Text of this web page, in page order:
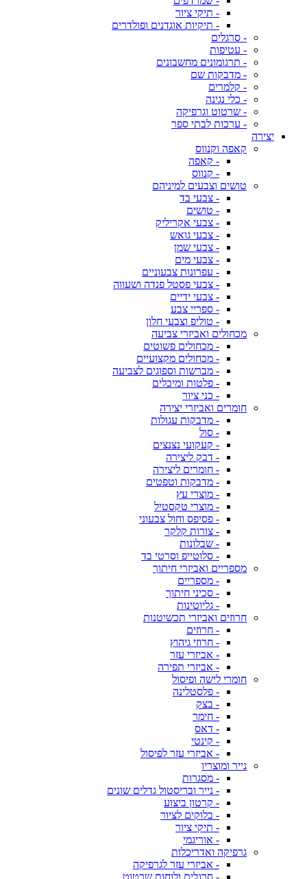
- תיקי ציור
- תיקיות אוגדנים ופולדרים
- סרגלים
- עטיפות
- תרגומונים מחשבונים
- מדבקות שם
- קלמרים
- כלי נגינה
- שרטוט וגרפיקה
- ערכות לבתי ספר
יצירה
קאפה וקנווס
- קאפה
- קנווס
טושים וצבעים למיניהם
- צבעי בד
- טושים
- צבעי אקריליק
- צבעי גואש
- צבעי שמן
- צבעי מים
- עפרונות צבעוניים
- צבעי פסטל פנדה ושעווה
- צבעי ידיים
- ספריי צבע
- טוליפ וצבעי חלון
מכחולים ואביזרי צביעה
- מכחולים פשוטים
- מכחולים מקצועיים
- מברשות וספוגים לצביעה
- פלטות ומיכלים
- כני ציור
חומרים ואביזרי יצירה
- מדבקות עגולות
- סול
- קעקועי נצנצים
- דבק ליצירה
- חומרים ליצירה
- מדבקות וטפטים
- מוצרי עץ
- מוצרי טקסטיל
- פסיפס וחול צבעוני
- צורות קלקר
- שבלונות
- סלוטייפ וסרטי בד
מספריים ואביזרי חיתוך
- מספריים
- סכיני חיתוך
- גליוטינות
חרוזים ואביזרי תכשיטנות
- חרוזים
- חרוזי גיהוץ
- אביזרי עזר
- אביזרי תפירה
חומרי לישה ופיסול
- פלסטלינה
- בצק
- חימר
- דאס
- קינטי
- אביזרי עזר לפיסול
נייר ומוצריו
- מסגרות
- נייר ובריסטול גדלים שונים
- קרטון ביצוע
- בלוקים לציור
- תיקי ציור
- אוריגמי
גרפיקה ואדריכלות
- אביזרי עזר לגרפיקה
- סרגלים ולוחות שרטוט